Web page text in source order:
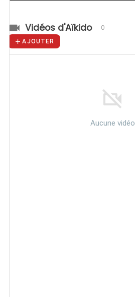
Vidéos d'Aïkido 0
AJOUTER
Aucune vidéo